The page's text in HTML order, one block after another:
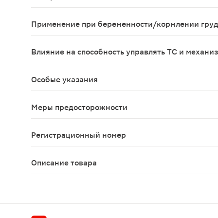
Применение при беременности/кормлении
Влияние на способность управлять ТС и
Особые указания
Меры предосторожности
Регистрационный номер
Описание товара